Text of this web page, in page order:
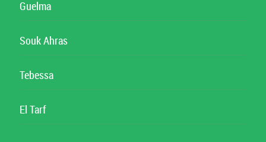
Guelma
Souk Ahras
Tebessa
El Tarf